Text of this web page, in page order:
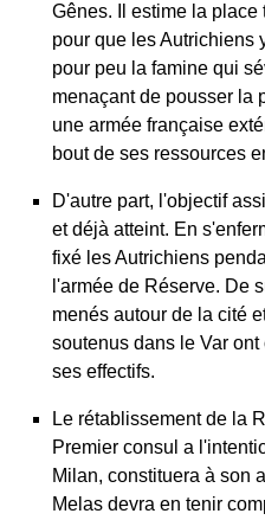
Gênes. Il estime la
pour que les Autrichiens
pour peu la famine qui
menaçant de pousser la
une armée française
bout de ses ressources
D'autre part, l'objectif
et déjà atteint. En
fixé les Autrichiens
l'armée de Réserve. De
menés autour de la cité
soutenus dans le Var
ses effectifs.
Le rétablissement de la
Premier consul a
Milan, constituera à son
Melas devra en tenir